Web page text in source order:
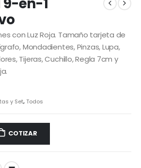
con Luz Roja. Tamaño tarjeta de
Mondadientes, Pinzas, Lupa,
Tijeras, Cuchillo, Regla 7cm y
y Set,Todos
COTIZAR